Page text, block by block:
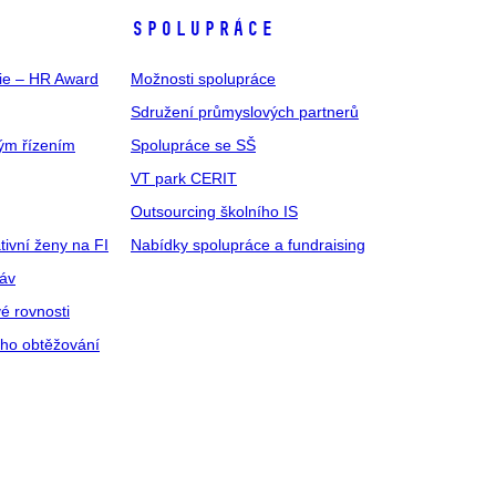
– HR Award
řízením
ženy na FI
rovnosti
obtěžování
SPOLUPRÁCE
Možnosti spolupráce
Sdružení průmyslových partnerů
Spolupráce se SŠ
VT park CERIT
Outsourcing školního IS
Nabídky spolupráce a fundraising